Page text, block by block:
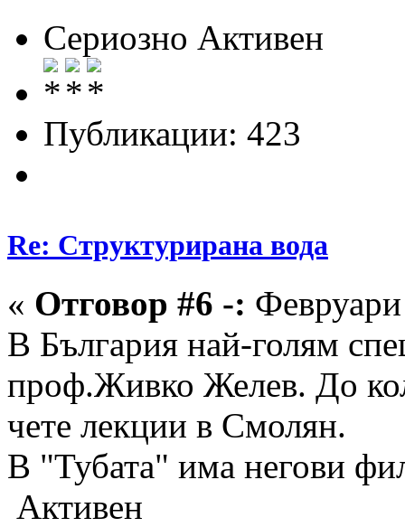
Сериозно Активен
Публикации: 423
Re: Структурирана вода
« Отговор #6 -:
В България най-голям
проф.Живко Желев. До
чете лекции в Смолян.
В "Тубата" има негови
Активен